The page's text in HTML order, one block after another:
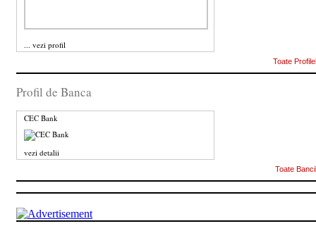
... vezi profil
Toate
Profil de Banca
CEC Bank
vezi detalii
Toate